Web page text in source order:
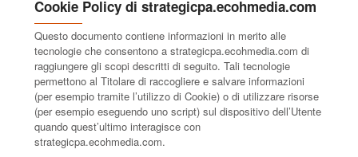
Cookie Policy di strategicpa.ecohmedia.com
Questo documento contiene informazioni in merito alle
tecnologie che consentono a strategicpa.ecohmedia.com di
raggiungere gli scopi descritti di seguito. Tali tecnologie
permettono al Titolare di raccogliere e salvare informazioni
(per esempio tramite l’utilizzo di Cookie) o di utilizzare risorse
(per esempio eseguendo uno script) sul dispositivo dell’Utente
quando quest’ultimo interagisce con
strategicpa.ecohmedia.com.